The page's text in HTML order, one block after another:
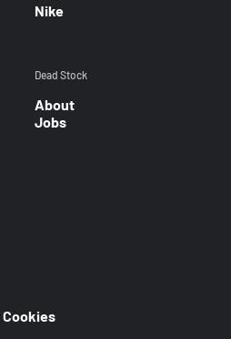
Nike
Dead Stock
About
Jobs
Cookies